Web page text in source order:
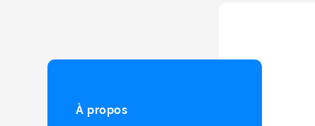
À propos